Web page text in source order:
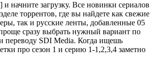
и начните загрузку. Все новинки сериалов
торрентов, где вы найдете как свежие
так и русские ленты, добавленные 05
сразу выбрать нужный вариант по
переводу SDI Media. Когда ищешь
про сезон 1 и серию 1-1,2,3,4 заметно